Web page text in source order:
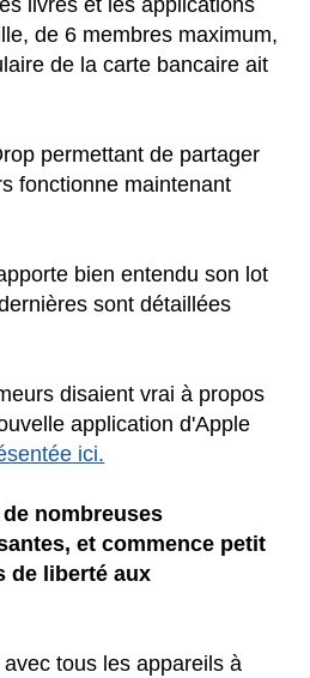
de 6 membres maximum,
de la carte bancaire ait
permettant de partager
fonctionne maintenant
bien entendu son lot
sont détaillées
disaient vrai à propos
application d'Apple
ici.
nombreuses
et commence petit
de liberté aux
tous les appareils à